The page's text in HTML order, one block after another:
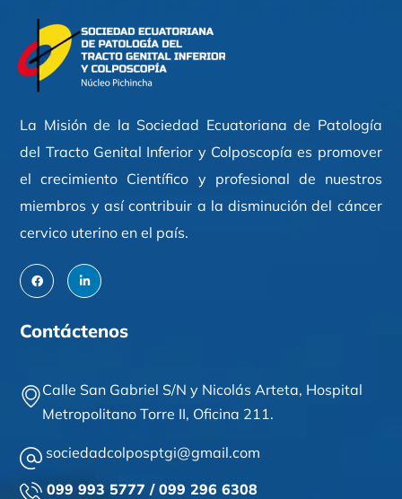
La Misión de la Sociedad Ecuatoriana de Patología
del Tracto Genital Inferior y Colposcopía es promover
el crecimiento Científico y profesional de nuestros
miembros y así contribuir a la disminución del cáncer
cervico uterino en el país.
Contáctenos
Calle San Gabriel S/N y Nicolás Arteta, Hospital
Metropolitano Torre II, Oficina 211.
sociedadcolposptgi@gmail.com
099 993 5777 / 099 296 6308